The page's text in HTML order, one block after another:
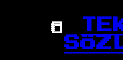
📒